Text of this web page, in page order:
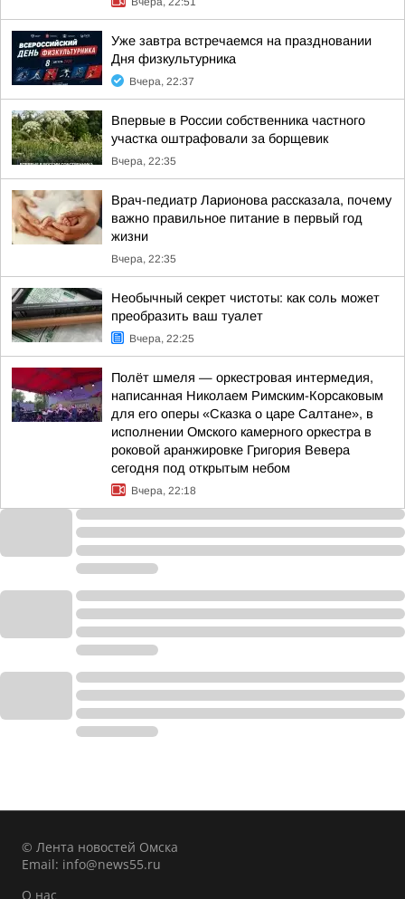
Уже завтра встречаемся на праздновании
Дня физкультурника
Вчера, 22:37
Впервые в России собственника частного
участка оштрафовали за борщевик
Вчера, 22:35
Врач-педиатр Ларионова рассказала, почему
важно правильное питание в первый год
жизни
Вчера, 22:35
Необычный секрет чистоты: как соль может
преобразить ваш туалет
Вчера, 22:25
Полёт шмеля — оркестровая интермедия,
написанная Николаем Римским-Корсаковым
для его оперы «Сказка о царе Салтане», в
исполнении Омского камерного оркестра в
роковой аранжировке Григория Вевера
сегодня под открытым небом
Вчера, 22:18
© Лента новостей Омска
Email: info@news55.ru
О нас